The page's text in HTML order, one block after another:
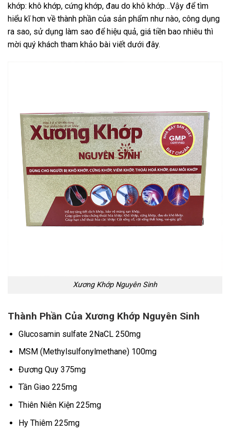
khớp: khô khớp, cứng khớp, đau do khô khớp…Vậy để tìm
hiểu kĩ hơn về thành phần của sản phẩm như nào, công dụng
ra sao, sử dụng làm sao để hiệu quả, giá tiền bao nhiêu thì
mời quý khách tham khảo bài viết dưới đây.
Xương Khớp Nguyên Sinh
Thành Phần Của Xương Khớp Nguyên Sinh
Glucosamin sulfate 2NaCL 250mg
MSM (Methylsulfonylmethane) 100mg
Đương Quy 375mg
Tần Giao 225mg
Thiên Niên Kiện 225mg
Hy Thiêm 225mg